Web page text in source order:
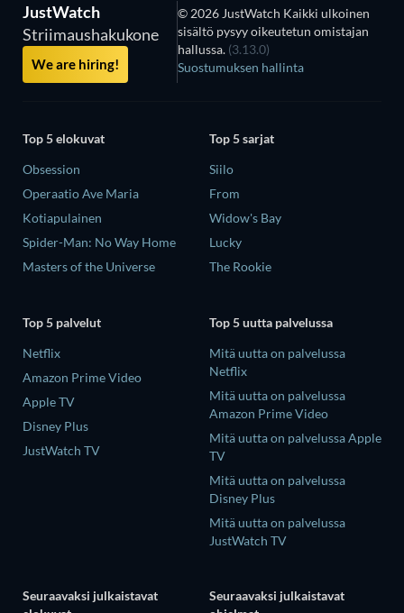
JustWatch
Striimaushakukone
We are hiring!
© 2026 JustWatch Kaikki ulkoinen
sisältö pysyy oikeutetun omistajan
hallussa. (3.13.0)
Suostumuksen hallinta
Top 5 elokuvat
Obsession
Operaatio Ave Maria
Kotiapulainen
Spider-Man: No Way Home
Masters of the Universe
Top 5 sarjat
Siilo
From
Widow's Bay
Lucky
The Rookie
Top 5 palvelut
Netflix
Amazon Prime Video
Apple TV
Disney Plus
JustWatch TV
Top 5 uutta palvelussa
Mitä uutta on palvelussa
Netflix
Mitä uutta on palvelussa
Amazon Prime Video
Mitä uutta on palvelussa Apple
TV
Mitä uutta on palvelussa
Disney Plus
Mitä uutta on palvelussa
JustWatch TV
Seuraavaksi julkaistavat
Seuraavaksi julkaistavat